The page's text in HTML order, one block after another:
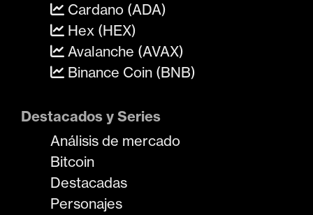
Cardano (ADA)
Hex (HEX)
Avalanche (AVAX)
Binance Coin (BNB)
Destacados y Series
Análisis de mercado
Bitcoin
Destacadas
Personajes